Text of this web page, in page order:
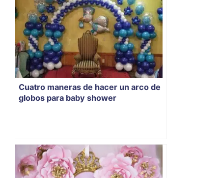
Cuatro maneras de hacer un arco de
globos para baby shower